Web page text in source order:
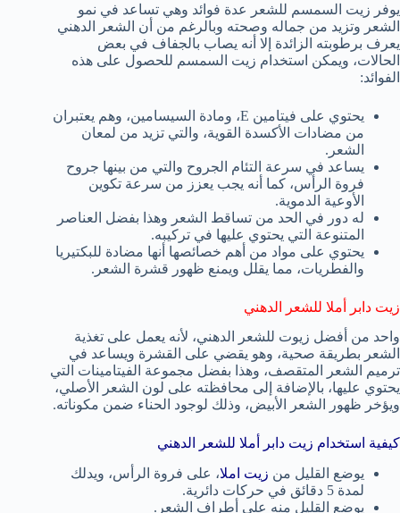
يوفر زيت السمسم للشعر عدة فوائد وهي تساعد في نمو
الشعر وتزيد من جماله وصحته وبالرغم من أن الشعر الدهني
يعرف برطوبته الزائدة إلا أنه يصاب بالجفاف في بعض
الحالات، ويمكن استخدام زيت السمسم للحصول على هذه
الفوائد:
يحتوي على فيتامين E، ومادة السيسامين، وهم يعتبران
من مضادات الأكسدة القوية، والتي تزيد من لمعان
الشعر.
يساعد في سرعة التئام الجروح والتي من بينها جروح
فروة الرأس، كما أنه يجب يعزز من سرعة تكوين
الأوعية الدموية.
له دور في الحد من تساقط الشعر وهذا بفضل العناصر
المتنوعة التي يحتوي عليها في تركيبه.
يحتوي على مواد من أهم خصائصها أنها مضادة للبكتيريا
والفطريات، مما يقلل ويمنع ظهور قشرة الشعر.
زيت دابر أملا للشعر الدهني
واحد من أفضل زيوت للشعر الدهني، لأنه يعمل على تغذية
الشعر بطريقة صحية، وهو يقضي على القشرة ويساعد في
ترميم الشعر المتقصف، وهذا بفضل مجموعة الفيتامينات التي
يحتوي عليها، بالإضافة إلى محافظته على لون الشعر الأصلي،
ويؤخر ظهور الشعر الأبيض، وذلك لوجود الحناء ضمن مكوناته.
كيفية استخدام زيت دابر أملا للشعر الدهني
يوضع القليل من زيت املا، على فروة الرأس، ويدلك
لمدة 5 دقائق في حركات دائرية.
يوضع القليل منه على أطراف الشعر.